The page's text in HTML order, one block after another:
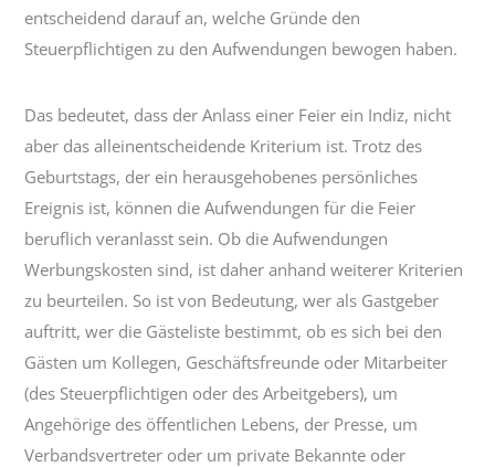
entscheidend darauf an, welche Gründe den
Steuerpflichtigen zu den Aufwendungen bewogen haben.
Das bedeutet, dass der Anlass einer Feier ein Indiz, nicht
aber das alleinentscheidende Kriterium ist. Trotz des
Geburtstags, der ein herausgehobenes persönliches
Ereignis ist, können die Aufwendungen für die Feier
beruflich veranlasst sein. Ob die Aufwendungen
Werbungskosten sind, ist daher anhand weiterer Kriterien
zu beurteilen. So ist von Bedeutung, wer als Gastgeber
auftritt, wer die Gästeliste bestimmt, ob es sich bei den
Gästen um Kollegen, Geschäftsfreunde oder Mitarbeiter
(des Steuerpflichtigen oder des Arbeitgebers), um
Angehörige des öffentlichen Lebens, der Presse, um
Verbandsvertreter oder um private Bekannte oder